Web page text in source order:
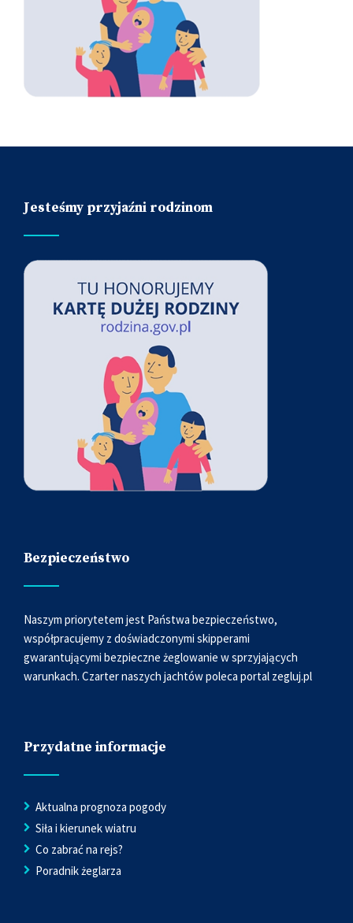
Jesteśmy przyjaźni rodzinom
Bezpieczeństwo
Naszym priorytetem jest Państwa bezpieczeństwo,
współpracujemy z doświadczonymi skipperami
gwarantującymi bezpieczne żeglowanie w sprzyjających
warunkach. Czarter naszych jachtów poleca portal zegluj.pl
Przydatne informacje
Aktualna prognoza pogody
Siła i kierunek wiatru
Co zabrać na rejs?
Poradnik żeglarza